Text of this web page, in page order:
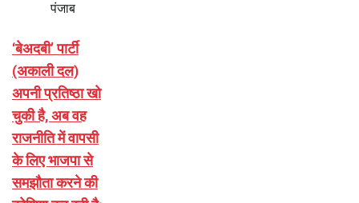
पंजाब
‘बेअदबी’ पार्टी
(अकाली दल)
अपनी प्रतिष्ठा खो
चुकी है, अब वह
राजनीति में वापसी
के लिए भाजपा से
समझौता करने की